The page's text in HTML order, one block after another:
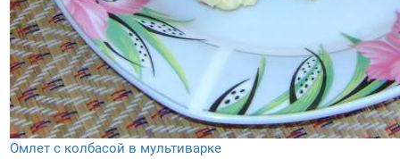
Омлет с колбасой в мультиварке